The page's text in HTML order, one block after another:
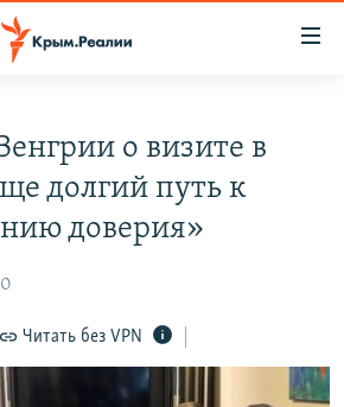
11 ИСТОРИЙ СОПРОТИВЛЕНИЯ
о визите в
долгий путь к
доверия»
Читать без VPN